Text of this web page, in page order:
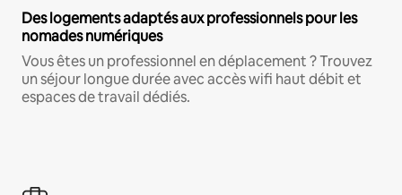
Des logements adaptés aux professionnels pour les
nomades numériques
Vous êtes un professionnel en déplacement ? Trouvez
un séjour longue durée avec accès wifi haut débit et
espaces de travail dédiés.